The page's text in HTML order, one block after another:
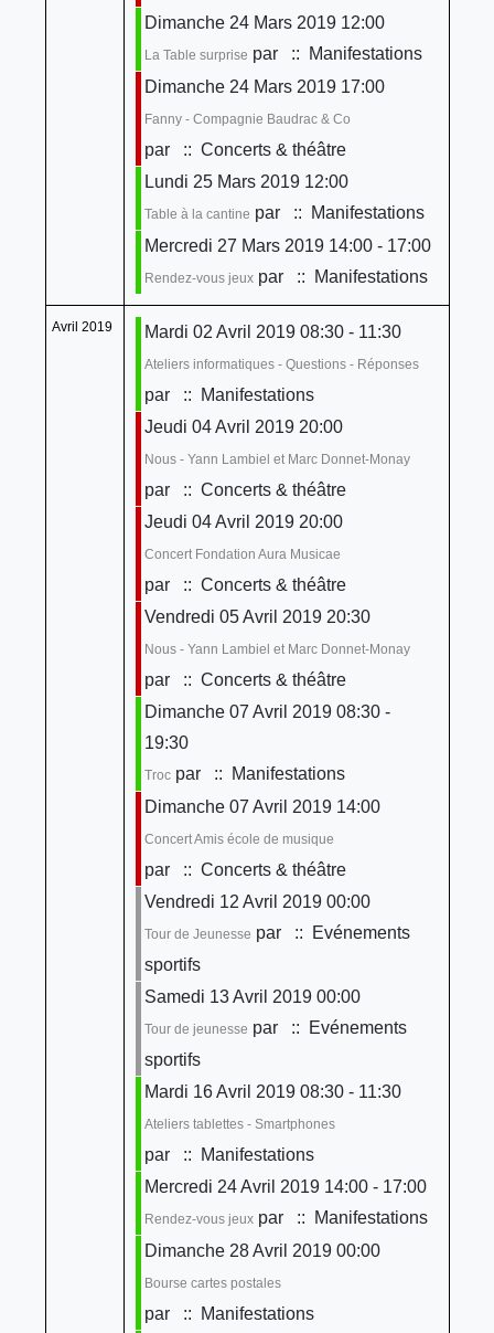
Dimanche 24 Mars 2019 12:00
La Table surprise par
:: Manifestations
Dimanche 24 Mars 2019 17:00
Fanny - Compagnie Baudrac & Co
par
:: Concerts & théâtre
Lundi 25 Mars 2019 12:00
Table à la cantine par
:: Manifestations
Mercredi 27 Mars 2019 14:00 - 17:00
Rendez-vous jeuxpar :: Manifestations
Avril 2019 Mardi 02 Avril 2019 08:30 - 11:30
Ateliers informatiques - Questions - Réponses
par
:: Manifestations
Jeudi 04 Avril 2019 20:00
Nous - Yann Lambiel et Marc Donnet-Monay
par
:: Concerts & théâtre
Jeudi 04 Avril 2019 20:00
Concert Fondation Aura Musicae
par
:: Concerts & théâtre
Vendredi 05 Avril 2019 20:30
Nous - Yann Lambiel et Marc Donnet-Monay
par
:: Concerts & théâtre
Dimanche 07 Avril 2019 08:30 -
19:30
Trocpar
:: Manifestations
Dimanche 07 Avril 2019 14:00
Concert Amis école de musique
par
:: Concerts & théâtre
Vendredi 12 Avril 2019 00:00
Tour de Jeunesse par
:: Evénements
sportifs
Samedi 13 Avril 2019 00:00
Tour de jeunesse par
:: Evénements
sportifs
Mardi 16 Avril 2019 08:30 - 11:30
Ateliers tablettes - Smartphones
par
:: Manifestations
Mercredi 24 Avril 2019 14:00 - 17:00
Rendez-vous jeuxpar
:: Manifestations
Dimanche 28 Avril 2019 00:00
Bourse cartes postales
par
:: Manifestations